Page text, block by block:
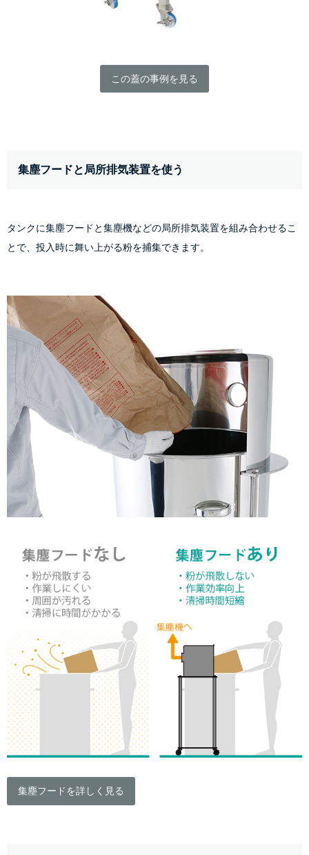
この蓋の事例を見る
集塵フードと局所排気装置を使う
タンクに集塵フードと集塵機などの局所排気装置を組み合わせるこ
とで、投入時に舞い上がる粉を捕集できます。
集塵フードを詳しく見る